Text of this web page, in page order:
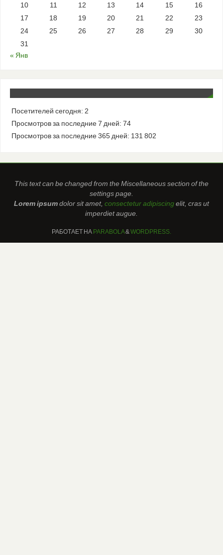
10
11 12 13 14 15
16
17
18 19 20 21 22
23
24
25 26 27 28 29
30
31
« Янв
Посетителей сегодня: 2
Просмотров за последние 7 дней: 74
Просмотров за последние 365 дней: 131 802
This text can be changed from the Miscellaneous section of the
settings page.
Lorem ipsumdolor sit amet, consectetur adipiscingelit, cras ut
imperdiet augue.
РАБОТАЕТ НА PARABOLA&WORDPRESS.